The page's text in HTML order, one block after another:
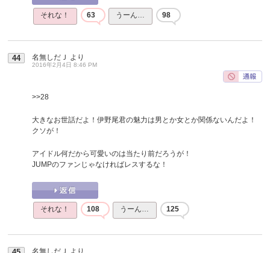
それな！ 63 うーん… 98
44 名無しだＪ より
2016年2月4日 8:46 PM
>>28
大きなお世話だよ！伊野尾君の魅力は男とか女とか関係ないんだよ！
クソが！
アイドル何だから可愛いのは当たり前だろうが！
JUMPのファンじゃなければレスするな！
それな！ 108 うーん… 125
名無しだＪ より